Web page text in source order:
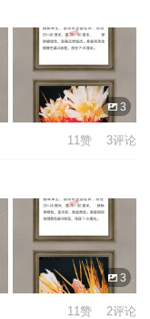
3
11赞 3评论
3
11赞 2评论